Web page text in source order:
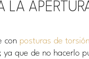
LA
con posturas de torsión
ya que de no hacerlo